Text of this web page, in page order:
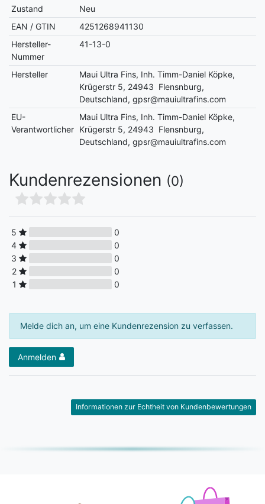
Zustand
Neu
EAN / GTIN
4251268941130
Hersteller-
Nummer
41-13-0
Hersteller
Maui Ultra Fins, Inh. Timm-Daniel Köpke,
Krügerstr 5, 24943 Flensnburg,
Deutschland, gpsr@mauiultrafins.com
EU-
Verantwortlicher
Maui Ultra Fins, Inh. Timm-Daniel Köpke,
Krügerstr 5, 24943 Flensnburg,
Deutschland, gpsr@mauiultrafins.com
Kundenrezensionen (0)
5
0
4
0
3
0
2
0
1
0
Melde dich an, um eine Kundenrezension zu verfassen.
Anmelden
Informationen zur Echtheit von Kundenbewertungen